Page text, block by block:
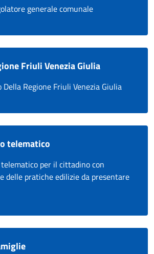
generale comunale
Friuli Venezia Giulia
Della Regione Friuli Venezia Giulia
telematico
per il cittadino con
delle pratiche edilizie da presentare